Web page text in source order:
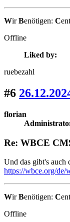
WirBenötigen: C
Offline
Liked by:
ruebezahl
#6
florian
Re: WBCE
Und das gibt's auch
https://wbce.org/de/
WirBenötigen: C
Offline